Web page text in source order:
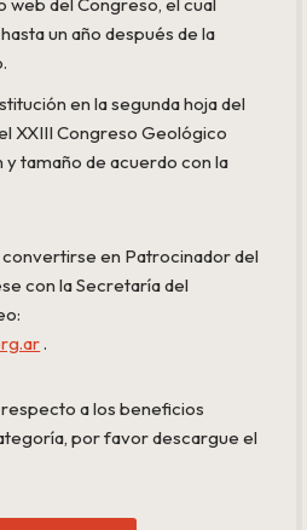
un año después de la
en la segunda hoja del
XXIII Congreso Geológico
tamaño de acuerdo con la
en Patrocinador del
con la Secretaría del
.
a los beneficios
por favor descargue el